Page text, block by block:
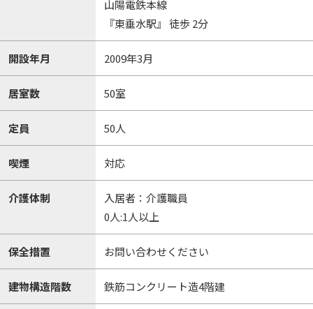
山陽電鉄本線
『東垂水駅』 徒歩 2分
開設年月 2009年3月
居室数 50室
定員 50人
喫煙 対応
介護体制
入居者：介護職員
0人:1人以上
保全措置 お問い合わせください
建物構造階数 鉄筋コンクリート造4階建